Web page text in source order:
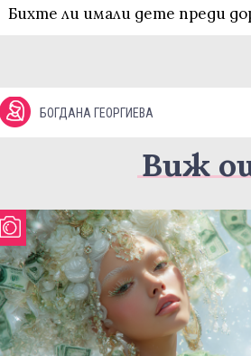
Бихте ли имали дете преди
БОГДАНА ГЕОРГИЕВА
Виж